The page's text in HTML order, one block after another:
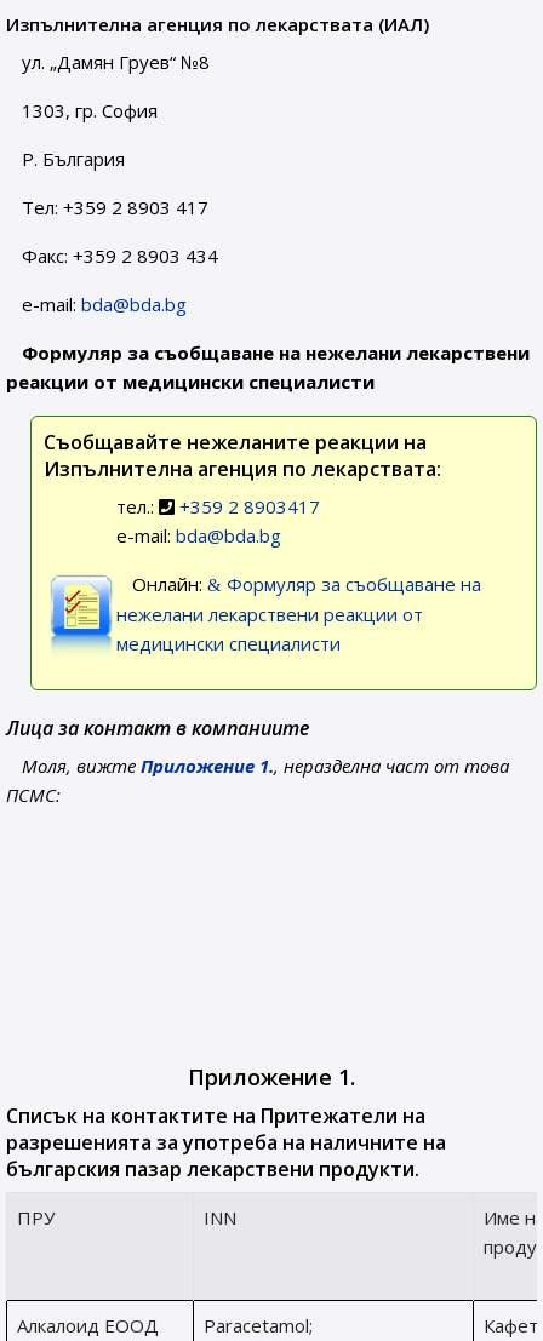
Изпълнителна агенция по лекарствата (ИАЛ)
ул. „Дамян Груев“ №8
1303, гр. София
Р. България
Тел: +359 2 8903 417
Факс: +359 2 8903 434
e-mail:bda@bda.bg
Формуляр за съобщаване на нежелани лекарствени
реакции от медицински специалисти
Съобщавайте нежеланите реакции на
Изпълнителна агенция по лекарствата:
тел.:
+359 2 8903417
e-mail:bda@bda.bg
Онлайн:
Формуляр за съобщаване на
нежелани лекарствени реакции от
медицински специалисти
Лица за контакт в компаниите
Моля, вижтеПриложение 1., неразделна част от това
ПСМС:
Приложение 1.
Списък на контактите на Притежатели на
разрешенията за употреба на наличните на
българския пазар лекарствени продукти.
ПРУ INN
Име
Алкалоид ЕООД
Paracetamol;